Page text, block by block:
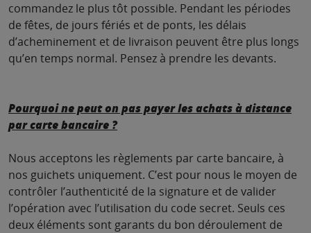
commandez le plus tôt possible. Pendant les périodes
de fêtes, de jours fériés et de ponts, les délais
d’acheminement et de livraison peuvent être plus longs
qu’en temps normal. Pensez à prendre les devants.
Pourquoi ne peut on pas payer les achats à distance
par carte bancaire ?
Nous acceptons les règlements par carte bancaire, à
nos guichets uniquement. C’est pour nous le moyen de
contrôler l’authenticité de la signature et de valider
l’opération avec l’utilisation du code secret. Seuls ces
deux éléments sont garants du bon déroulement de